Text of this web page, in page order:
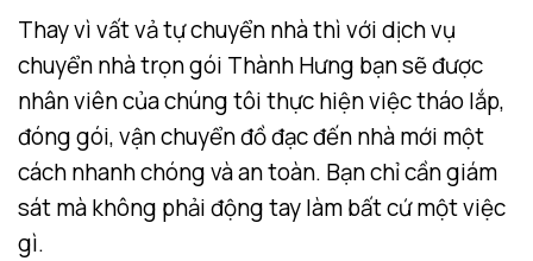
Thay vì vất vả tự chuyển nhà thì với dịch vụ
chuyển nhà trọn gói Thành Hưng bạn sẽ được
nhân viên của chúng tôi thực hiện việc tháo lắp,
đóng gói, vận chuyển đồ đạc đến nhà mới một
cách nhanh chóng và an toàn. Bạn chỉ cần giám
sát mà không phải động tay làm bất cứ một việc
gì.